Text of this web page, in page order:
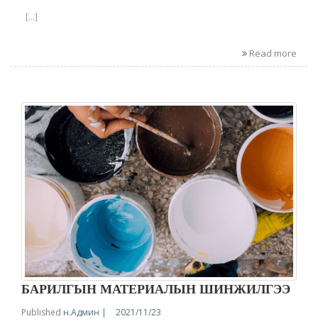
[...]
Read more
БАРИЛГЫН МАТЕРИАЛЫН ШИНЖИЛГЭЭ
Published н.Админ | 2021/11/23